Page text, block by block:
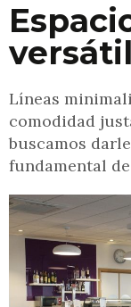
Líneas
comodidad
buscamos
fundamental